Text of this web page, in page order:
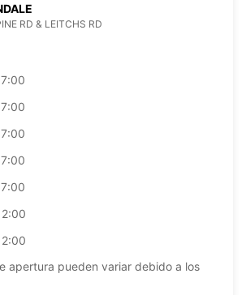
RD & LEITCHS RD
apertura pueden variar debido a los